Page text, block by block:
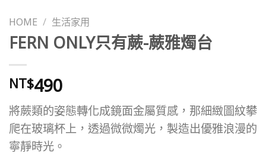
HOME / 生活家用
FERN ONLY只有蕨-蕨雅燭台
NT$490
將蕨類的姿態轉化成鏡面金屬質感，那細緻圖紋攀
爬在玻璃杯上，透過微微燭光，製造出優雅浪漫的
寧靜時光。